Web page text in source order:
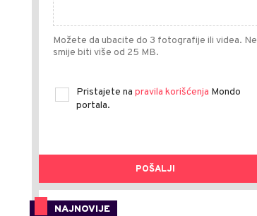
Možete da ubacite do 3 fotografije ili videa. Ne
smije biti više od 25 MB.
Pristajete na pravila korišćenja Mondo
portala.
POŠALJI
NAJNOVIJE